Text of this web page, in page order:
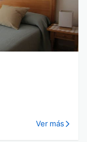
Ver más